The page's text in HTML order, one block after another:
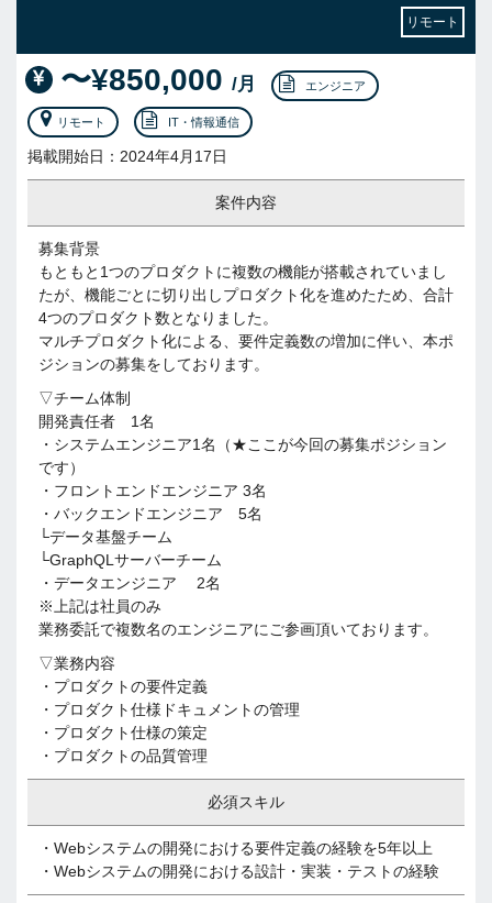
リモート
〜¥850,000 /月 エンジニア
リモート IT・情報通信
掲載開始日：2024年4月17日
案件内容
募集背景
もともと1つのプロダクトに複数の機能が搭載されていまし
たが、機能ごとに切り出しプロダクト化を進めたため、合計
4つのプロダクト数となりました。
マルチプロダクト化による、要件定義数の増加に伴い、本ポ
ジションの募集をしております。
▽チーム体制
開発責任者 1名
・システムエンジニア1名（★ここが今回の募集ポジション
です）
・フロントエンドエンジニア 3名
・バックエンドエンジニア 5名
└データ基盤チーム
└GraphQLサーバーチーム
・データエンジニア 2名
※上記は社員のみ
業務委託で複数名のエンジニアにご参画頂いております。
▽業務内容
・プロダクトの要件定義
・プロダクト仕様ドキュメントの管理
・プロダクト仕様の策定
・プロダクトの品質管理
必須スキル
・Webシステムの開発における要件定義の経験を5年以上
・Webシステムの開発における設計・実装・テストの経験